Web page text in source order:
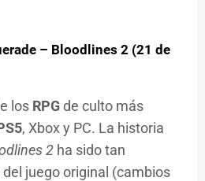
– Bloodlines 2 (21 de
los RPGde culto más
, Xbox y PC. La historia
2 ha sido tan
juego original (cambios